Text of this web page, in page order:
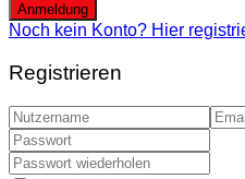
Anmeldung
Noch kein Konto? Hier
Registrieren